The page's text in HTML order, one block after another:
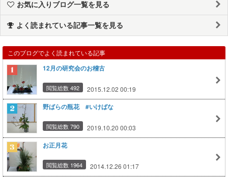
お気に入りブログ一覧を見る
よく読まれている記事一覧を見る
このブログでよく読まれている記事
12月の研究会のお稽古
閲覧総数 492 2015.12.02 00:19
野ばらの瓶花 #いけばな
閲覧総数 790 2019.10.20 00:03
お正月花
閲覧総数 1964 2014.12.26 01:17